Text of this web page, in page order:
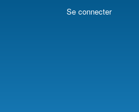
Se connecter